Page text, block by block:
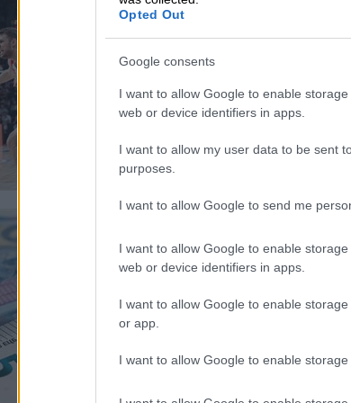
Opted Out
Google consents
I want to allow Google to enable
web or device identifiers in apps.
I want to allow my user data to be sent
purposes.
I want to allow Google to send me
I want to allow Google to enable
web or device identifiers in apps.
I want to allow Google to enable
or app.
I want to allow Google to enable
ο Ολυμπιακός
Βεζένκοφ
Ο Ολυμπιακός
Μπάγερν στο
Οικονομία|
ΟΟΣΑ: Χαμηλή
πολυεθνικών
Τι δείχνουν τα